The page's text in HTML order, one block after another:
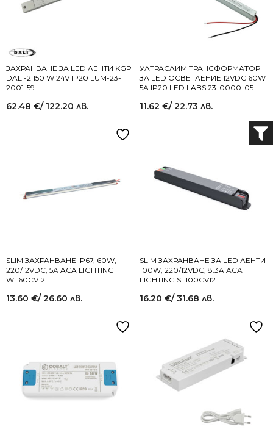
ЗАХРАНВАНЕ ЗА LED ЛЕНТИ KGP
DALI-2 150 W 24V IP20 LUM-23-
2001-59
62.48 €/ 122.20 лв.
УЛТРАСЛИМ ТРАНСФОРМАТОР
ЗА LED ОСВЕТЛЕНИЕ 12VDC 60W
5A IP20 LED LABS 23-0000-05
11.62 €/ 22.73 лв.
SLIM ЗАХРАНВАНЕ IP67, 60W,
220/12VDC, 5A ACA LIGHTING
WL60CV12
13.60 €/ 26.60 лв.
SLIM ЗАХРАНВАНЕ ЗА LED ЛЕНТИ
100W, 220/12VDC, 8.3A ACA
LIGHTING SL100CV12
16.20 €/ 31.68 лв.